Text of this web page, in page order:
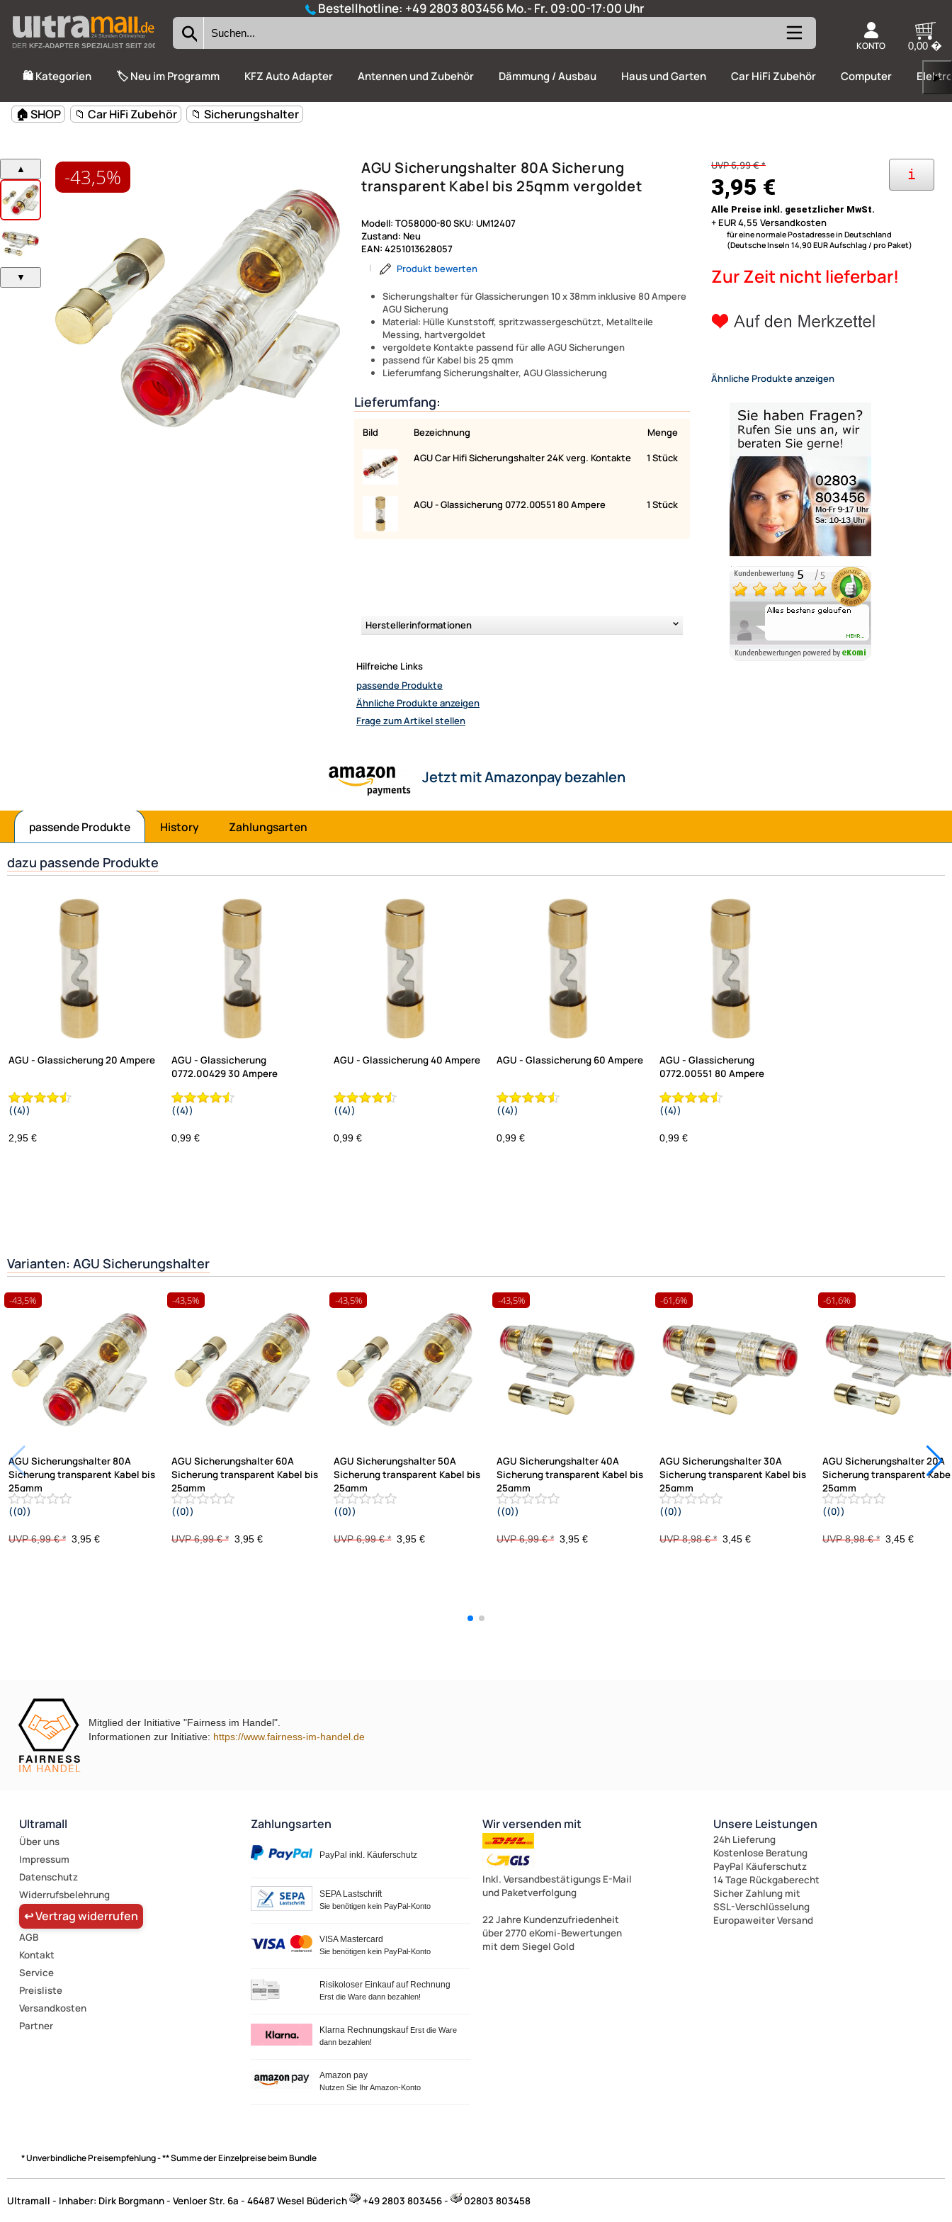
Bestellhotline: +49 2803 803456 Mo.- Fr. 09:00-17:00 Uhr
24 Stunden Onlineshop
DERKFZ-ADAPTER SPEZIALIST SEIT 2002 KONTO 0,00 �
🛍️ Kategorien 🏷️ Neu im Programm KFZ Auto Adapter Antennen und Zubehör Dämmung / Ausbau Haus und Garten Car HiFi Zubehör Computer ▶
🏠 SHOP 📁 Car HiFi Zubehör 📁 Sicherungshalter
▲
▼
AGU Sicherungshalter 80A Sicherung
transparent Kabel bis 25qmm vergoldet
Sicherungshalter für Glassicherungen 10 x 38mm inklusive 80 Ampere
AGU Sicherung
Material: Hülle Kunststoff, spritzwassergeschützt, Metallteile
Messing, hartvergoldet
vergoldete Kontakte passend für alle AGU Sicherungen
passend für Kabel bis 25 qmm
Lieferumfang Sicherungshalter, AGU Glassicherung
Modell: TO58000-80SKU: UM12407
Zustand: Neu
EAN: 4251013628057
|
Produkt bewerten
Lieferumfang:
Bild Bezeichnung
Menge
AGU Car Hifi Sicherungshalter 24K verg. Kontakte
1 Stück
AGU - Glassicherung 0772.00551 80 Ampere 1 Stück
Herstellerinformationen
Hilfreiche Links
passende Produkte
Ähnliche Produkte anzeigen
Frage zum Artikel stellen
i
UVP 6,99 € *
3,95 €
Alle Preise inkl. gesetzlicher MwSt.
+ EUR 4,55 Versandkosten
für eine normale Postadresse in Deutschland
(Deutsche Inseln 14,90 EUR Aufschlag / pro Paket)
Zur Zeit nicht lieferbar!
Ähnliche Produkte anzeigen
passende Produkte History Zahlungsarten
dazu passende Produkte
AGU - Glassicherung 20 Ampere
((4))
2,95 €
AGU - Glassicherung
0772.00429 30 Ampere
((4))
0,99 €
AGU - Glassicherung 40 Ampere
((4))
0,99 €
AGU - Glassicherung 60 Ampere
((4))
0,99 €
AGU - Glassicherung
0772.00551 80 Ampere
((4))
0,99 €
Varianten: AGU Sicherungshalter
-43,5%
AGU Sicherungshalter 80A
Sicherung transparent Kabel bis
25qmm
vergoldet
((0))
UVP 6,99 € *3,95 €
-43,5%
AGU Sicherungshalter 60A
Sicherung transparent Kabel bis
25qmm
vergoldet
((0))
UVP 6,99 € *3,95 €
-43,5%
AGU Sicherungshalter 50A
Sicherung transparent Kabel bis
25qmm
vergoldet
((0))
UVP 6,99 € *3,95 €
-43,5%
AGU Sicherungshalter 40A
Sicherung transparent Kabel bis
25qmm
vergoldet
((0))
UVP 6,99 € *3,95 €
-61,6%
AGU Sicherungshalter 30A
Sicherung transparent Kabel bis
25qmm
vergoldet
((0))
UVP 8,98 € *3,45 €
-61,6%
AGU Sicherungshalter 20A
Sicherung transparent
25qmm
vergoldet
((0))
UVP 8,98 € *3,45 €
Mitglied der Initiative "Fairness im Handel".
Informationen zur Initiative: https://www.fairness-im-handel.de
Ultramall
Über uns
Impressum
Datenschutz
Widerrufsbelehrung
↩ Vertrag widerrufen
AGB
Kontakt
Service
Preisliste
Versandkosten
Partner
Zahlungsarten
PayPal inkl. Käuferschutz
SEPA Lastschrift
Sie benötigen kein PayPal-Konto
VISA Mastercard
Sie benötigen kein PayPal-Konto
Risikoloser Einkauf auf Rechnung
Erst die Ware dann bezahlen!
Klarna Rechnungskauf Erst die Ware
dann bezahlen!
Amazon pay
Nutzen Sie Ihr Amazon-Konto
Wir versenden mit
Inkl. Versandbestätigungs E-Mail
und Paketverfolgung
22 Jahre Kundenzufriedenheit
über 2770 eKomi-Bewertungen
mit dem Siegel Gold
Unsere Leistungen
24h Lieferung
Kostenlose Beratung
PayPal Käuferschutz
14 Tage Rückgaberecht
Sicher Zahlung mit
SSL-Verschlüsselung
Europaweiter Versand
* Unverbindliche Preisempfehlung - ** Summe der Einzelpreise beim Bundle
Ultramall - Inhaber: Dirk Borgmann - Venloer Str. 6a - 46487 Wesel Büderich +49 2803 803456 - 02803 803458